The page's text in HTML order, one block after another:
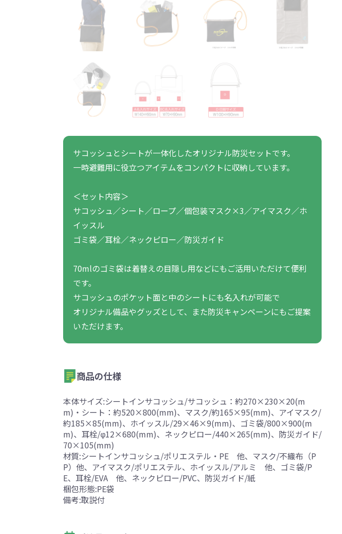
展示会向けバッグ特集
体育祭・文化祭・運動会におす
すめのノベルティ オリジナルグ
ッズ
きっと見つかる 探
スマホに役立つノベルティグッ
防犯・防災対策ノベルティ
サコッシュとシートが一体化したオリジナル防災セットです。
一時避難用に役立つアイテムをコンパクトに収納しています。
＜セット内容＞
サコッシュ／シート／ロープ／個包装マスク×3／アイマスク／ホ
イッスル
ゴミ袋／耳栓／ネックピロー／防災ガイド
70mlのゴミ袋は着替えの目隠し用などにもご活用いただけて便利
です。
サコッシュのポケット面と中のシートにも名入れが可能で
オリジナル備品やグッズとして、また防災キャンペーンにもご提案
いただけます。
商品の仕様
本体サイズ:シートインサコッシュ/サコッシュ：約270×230×20(m
m)・シート：約520×800(mm)、マスク/約165×95(mm)、アイマスク/
約185×85(mm)、ホイッスル/29×46×9(mm)、ゴミ袋/800×900(m
m)、耳栓/φ12×680(mm)、ネックピロー/440×265(mm)、防災ガイド/
70×105(mm)
材質:シートインサコッシュ/ポリエステル・PE 他、マスク/不織布（P
P）他、アイマスク/ポリエステル、ホイッスル/アルミ 他、ゴミ袋/P
E、耳栓/EVA 他、ネックピロー/PVC、防災ガイド/紙
梱包形態:PE袋
備考:取説付